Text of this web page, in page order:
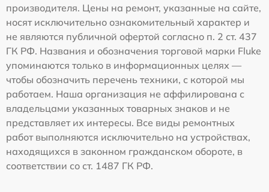
производителя. Цены на ремонт, указанные на сайте,
носят исключительно ознакомительный характер и
не являются публичной офертой согласно п. 2 ст. 437
ГК РФ. Названия и обозначения торговой марки Fluke
упоминаются только в информационных целях —
чтобы обозначить перечень техники, с которой мы
работаем. Наша организация не аффилирована с
владельцами указанных товарных знаков и не
представляет их интересы. Все виды ремонтных
работ выполняются исключительно на устройствах,
находящихся в законном гражданском обороте, в
соответствии со ст. 1487 ГК РФ.